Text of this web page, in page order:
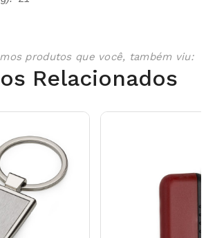
produtos que você, também viu:
Relacionados